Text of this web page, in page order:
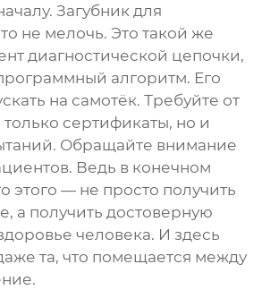
Загубник для
не мелочь. Это такой же
диагностической цепочки,
алгоритм. Его
на самотёк. Требуйте от
сертификаты, но и
Обращайте внимание
Ведь в конечном
этого — не просто получить
а получить достоверную
человека. И здесь
та, что помещается между